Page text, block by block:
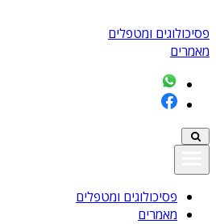
פסיכולוגים ומטפלים
מאמרים
פסיכולוגים ומטפלים
מאמרים